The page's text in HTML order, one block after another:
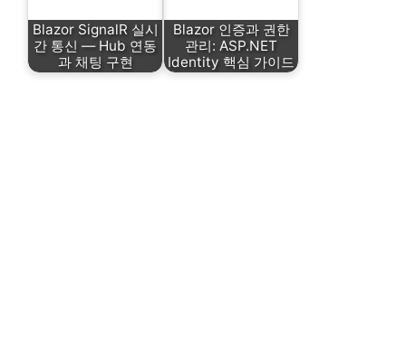
Blazor SignalR 실시
간 통신 — Hub 연동
과 채팅 구현
Blazor 인증과 권한
관리: ASP.NET
Identity 핵심 가이드